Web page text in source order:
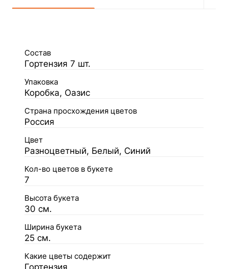
Состав
Гортензия 7 шт.
Упаковка
Коробка, Оазис
Страна просхождения цветов
Россия
Цвет
Разноцветный, Белый, Синий
Кол-во цветов в букете
7
Высота букета
30 см.
Ширина букета
25 см.
Какие цветы содержит
Гортензия